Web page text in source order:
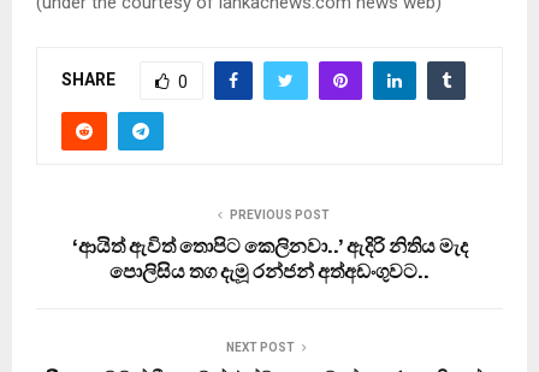
SHARE 0
PREVIOUS POST
‘ආයිත් ඇවිත් තොපිට කෙලිනවා..’ ඇදිරි නිතිය මැද
පොලිසිය තග දැමූ රන්ජන් අත්අඩංගුවට..
NEXT POST